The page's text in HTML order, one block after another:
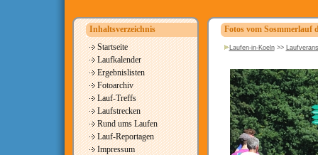
Inhaltsverzeichnis
Startseite
Laufkalender
Ergebnislisten
Fotoarchiv
Lauf-Treffs
Laufstrecken
Rund ums Laufen
Lauf-Reportagen
Impressum
Fotos vom Sosmmerlauf
Laufen-in-Koeln>>